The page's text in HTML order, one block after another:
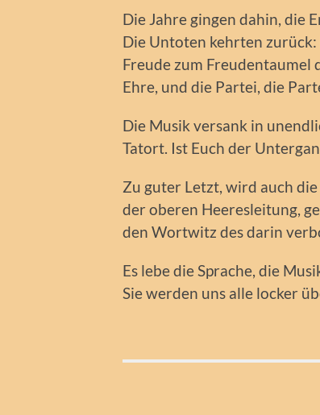
Die Jahre gingen dahin, die
Die Untoten kehrten
Freude zum Freudentaumel
Ehre, und die Partei, die
Die Musik versank in
Tatort. Ist Euch der
Zu guter Letzt, wird auch
der oberen Heeresleitung,
den Wortwitz des darin
Es lebe die Sprache, die
Sie werden uns alle locker